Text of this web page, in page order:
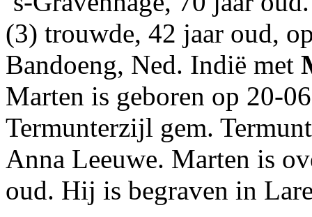
(3) trouwde, 42 jaar oud,
Bandoeng, Ned. Indië met
Marten is geboren op 20-
Termunterzijl gem.
Anna Leeuwe. Marten is
oud. Hij is begraven in